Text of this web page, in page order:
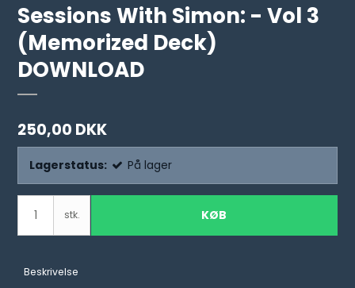
Sessions With Simon: - Vol 3
(Memorized Deck)
DOWNLOAD
250,00 DKK
Lagerstatus: På lager
stk. KØB
Beskrivelse